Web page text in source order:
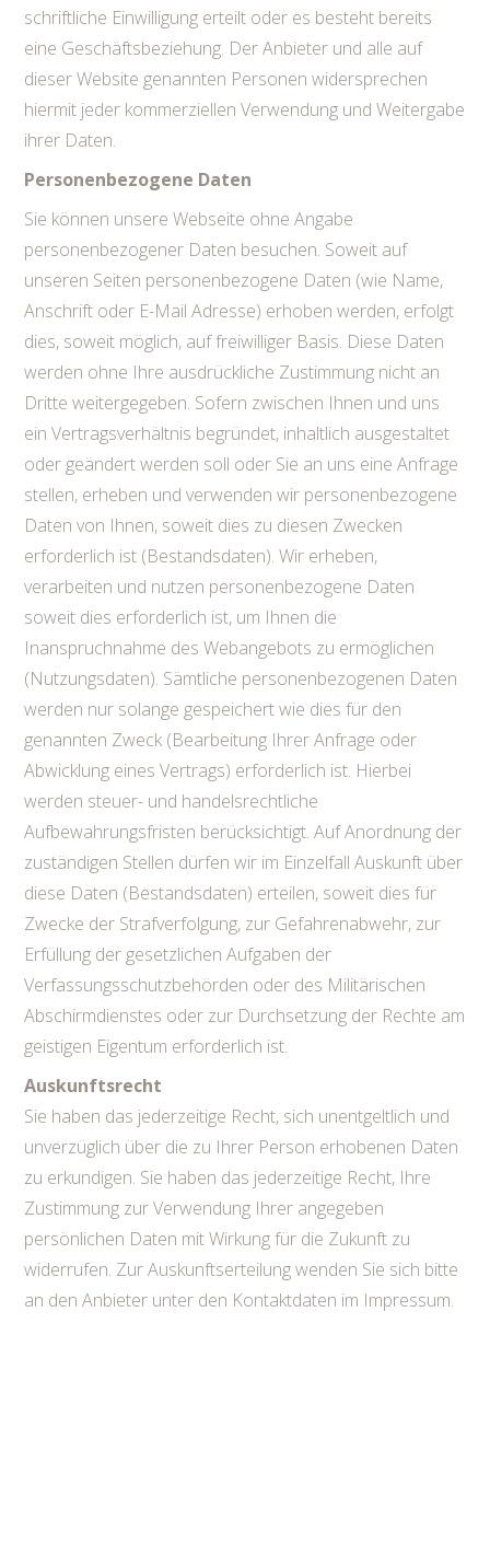
schriftliche Einwilligung erteilt oder es besteht bereits
eine Geschäftsbeziehung. Der Anbieter und alle auf
dieser Website genannten Personen widersprechen
hiermit jeder kommerziellen Verwendung und Weitergabe
ihrer Daten.
Personenbezogene Daten
Sie können unsere Webseite ohne Angabe
personenbezogener Daten besuchen. Soweit auf
unseren Seiten personenbezogene Daten (wie Name,
Anschrift oder E-Mail Adresse) erhoben werden, erfolgt
dies, soweit möglich, auf freiwilliger Basis. Diese Daten
werden ohne Ihre ausdrückliche Zustimmung nicht an
Dritte weitergegeben. Sofern zwischen Ihnen und uns
ein Vertragsverhältnis begründet, inhaltlich ausgestaltet
oder geändert werden soll oder Sie an uns eine Anfrage
stellen, erheben und verwenden wir personenbezogene
Daten von Ihnen, soweit dies zu diesen Zwecken
erforderlich ist (Bestandsdaten). Wir erheben,
verarbeiten und nutzen personenbezogene Daten
soweit dies erforderlich ist, um Ihnen die
Inanspruchnahme des Webangebots zu ermöglichen
(Nutzungsdaten). Sämtliche personenbezogenen Daten
werden nur solange gespeichert wie dies für den
genannten Zweck (Bearbeitung Ihrer Anfrage oder
Abwicklung eines Vertrags) erforderlich ist. Hierbei
werden steuer- und handelsrechtliche
Aufbewahrungsfristen berücksichtigt. Auf Anordnung der
zuständigen Stellen dürfen wir im Einzelfall Auskunft über
diese Daten (Bestandsdaten) erteilen, soweit dies für
Zwecke der Strafverfolgung, zur Gefahrenabwehr, zur
Erfüllung der gesetzlichen Aufgaben der
Verfassungsschutzbehörden oder des Militärischen
Abschirmdienstes oder zur Durchsetzung der Rechte am
geistigen Eigentum erforderlich ist.
Auskunftsrecht
Sie haben das jederzeitige Recht, sich unentgeltlich und
unverzüglich über die zu Ihrer Person erhobenen Daten
zu erkundigen. Sie haben das jederzeitige Recht, Ihre
Zustimmung zur Verwendung Ihrer angegeben
persönlichen Daten mit Wirkung für die Zukunft zu
widerrufen. Zur Auskunftserteilung wenden Sie sich bitte
an den Anbieter unter den Kontaktdaten im Impressum.